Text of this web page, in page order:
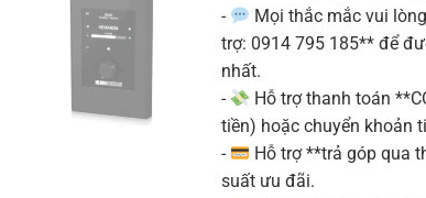
-
Mọi thắc mắc vui
trợ: 0914 795 185** để
nhất.
-
Hỗ trợ thanh toán
tiền) hoặc chuyển khoản
-
Hỗ trợ **trả góp qua
suất ưu đãi.